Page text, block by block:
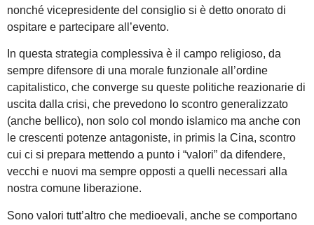
nonché vicepresidente del consiglio si è detto onorato di
ospitare e partecipare all’evento.
In questa strategia complessiva è il campo religioso, da
sempre difensore di una morale funzionale all’ordine
capitalistico, che converge su queste politiche reazionarie di
uscita dalla crisi, che prevedono lo scontro generalizzato
(anche bellico), non solo col mondo islamico ma anche con
le crescenti potenze antagoniste, in primis la Cina, scontro
cui ci si prepara mettendo a punto i “valori” da difendere,
vecchi e nuovi ma sempre opposti a quelli necessari alla
nostra comune liberazione.
Sono valori tutt’altro che medioevali, anche se comportano